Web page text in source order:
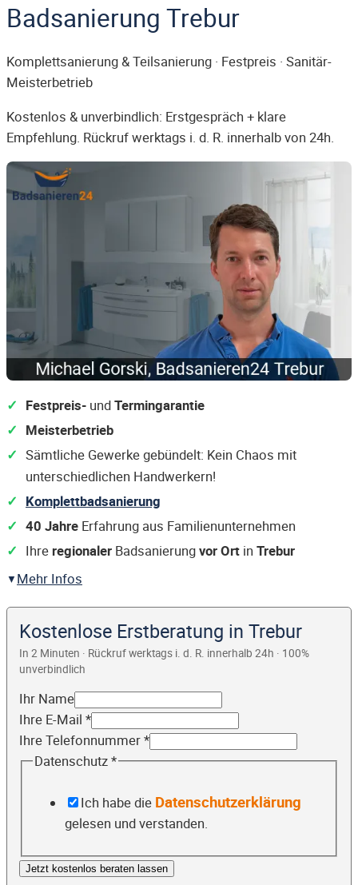
Badsanierung Trebur
Komplettsanierung & Teilsanierung · Festpreis · Sanitär-
Meisterbetrieb
Kostenlos & unverbindlich: Erstgespräch + klare
Empfehlung. Rückruf werktags i. d. R. innerhalb von 24h.
Festpreis- undTermingarantie
Meisterbetrieb
Sämtliche Gewerke gebündelt: Kein Chaos mit
unterschiedlichen Handwerkern!
Komplettbadsanierung
40 Jahre Erfahrung aus Familienunternehmen
Ihre regionaler Badsanierungvor Ort in Trebur
Mehr Infos
Kostenlose Erstberatung in Trebur
In 2 Minuten · Rückruf werktags i. d. R. innerhalb 24h · 100%
unverbindlich
Ihr Name
Ihre E-Mail *
Ihre Telefonnummer*
Datenschutz*
Ich habe die Datenschutzerklärung
gelesen und verstanden.
Jetzt kostenlos beraten lassen